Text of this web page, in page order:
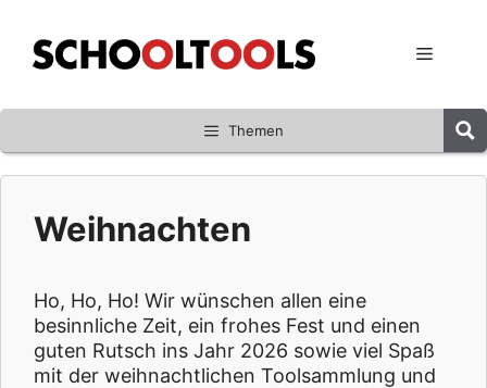
Inhalt
springen
Menü
Themen
Weihnachten
Ho, Ho, Ho! Wir wünschen allen eine
besinnliche Zeit, ein frohes Fest und einen
guten Rutsch ins Jahr 2026 sowie viel Spaß
mit der weihnachtlichen Toolsammlung und